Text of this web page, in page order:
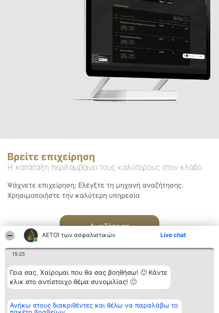
ΑΕΤΟΊ των ασφαλιστικών Live chat
15:25
Γεια σας. Χαίρομαι που θα σας βοηθήσω! 🙂 Κάντε
κλικ στο αντίστοιχο θέμα συνομιλίας! 🙂
Ανήκω στους διακριθέντες και θέλω να παραλάβω το
Βρείτε επιχείρηση
Η κατάταξη περιλαμβάνει τους καλύτερους στον κλάδο
Ψάχνετε επιχείρηση; Ελέγξτε τη μηχανή αναζήτησης.
Χρησιμοποιήστε την καλύτερη υπηρεσία
Αναζήτηση
Διοργανωτής της
κατάταξης
Κατάταξη
Διακριθέντες
Επικοινωνία
Επικοινωνία